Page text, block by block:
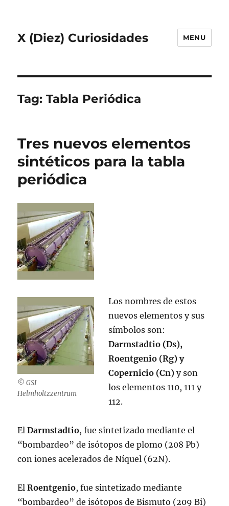
X (Diez) Curiosidades MENU
Tag:Tabla Periódica
Tres nuevos elementos
sintéticos para la tabla
periódica
© GSI
Helmholtzzentrum
Los nombres de estos
nuevos elementos y sus
símbolos son:
Darmstadtio (Ds),
Roentgenio (Rg) y
Copernicio (Cn) y son
los elementos 110, 111 y
112.
ElDarmstadtio, fue sintetizado mediante el
“bombardeo” de isótopos de plomo (208 Pb)
con iones acelerados de Níquel (62N).
ElRoentgenio, fue sintetizado mediante
“bombardeo” de isótopos de Bismuto (209 Bi)